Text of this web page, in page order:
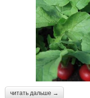
читать дальше →